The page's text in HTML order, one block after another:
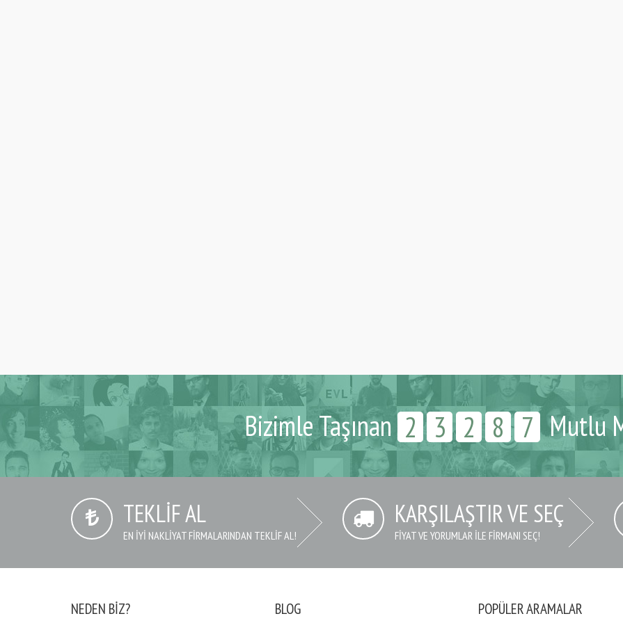
Bizimle Taşınan 2 3 2 8 7 Mutlu
TEKLIF AL
EN IYI NAKLIYAT FIRMALARINDAN TEKLIF AL!
KARŞILAŞTIR VE SEÇ
FIYAT VE YORUMLAR İLE FIRMANI SEÇ!
NEDEN BIZ? BLOG POPÜLER ARAMALAR